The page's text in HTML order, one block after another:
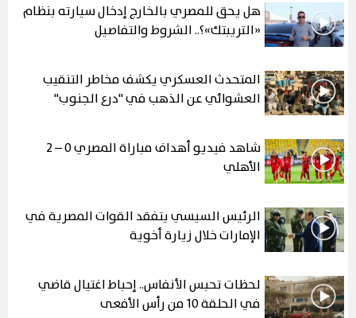
هل يحق للمصري بالخارج إدخال سيارته بنظام
«التريبتك»؟.. الشروط والتفاصيل
المتحدث العسكري يكشف مخاطر التنقيب
العشوائي عن الذهب في "درع الجنوب"
شاهد فيديو أهداف مباراة المصري 0 – 2
الأهلي
الرئيس السيسي يتفقد القوات المصرية في
الإمارات خلال زيارة أخوية
لحظات تحبس الأنفاس.. إحباط اغتيال قاضي
في الحلقة 10 من رأس الأفعى